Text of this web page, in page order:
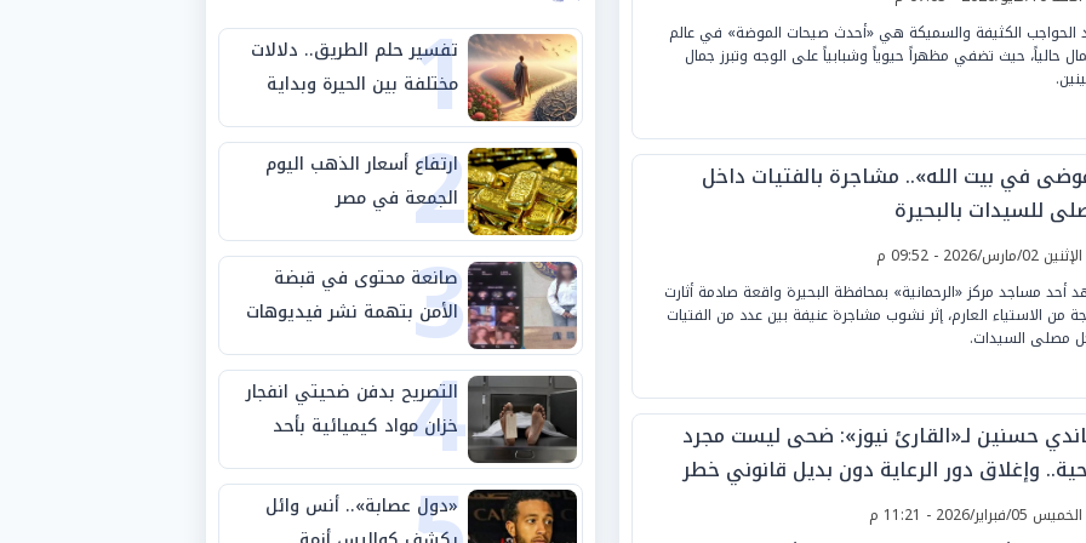
الحواجب الكثيفة والسميكة هي «أحدث صيحات الموضة» في عالم
حالياً، حيث تضفي مظهراً حيوياً وشبابياً على الوجه وتبرز جمال
في بيت الله».. مشاجرة بالفتيات داخل
للسيدات بالبحيرة
الإثنين 02/مارس/2026 - 09:52 م
أحد مساجد مركز «الرحمانية» بمحافظة البحيرة واقعة صادمة أثارت
من الاستياء العارم، إثر نشوب مشاجرة عنيفة بين عدد من الفتيات
مصلى السيدات.
حسنين لـ«القارئ نيوز»: ضحى ليست مجرد
وإغلاق دور الرعاية دون بديل قانوني خطر
المجتمع
الخميس 05/فبراير/2026 - 11:21 م
1
تفسير حلم الطريق.. دلالات
مختلفة بين الحيرة وبداية
مرحلة جديدة
2
ارتفاع أسعار الذهب اليوم
الجمعة في مصر
3
صانعة محتوى في قبضة
الأمن بتهمة نشر فيديوهات
خادشة للحياء
4
التصريح بدفن ضحيتي انفجار
خزان مواد كيميائية بأحد
مصانع الفيوم
«دول عصابة».. أنس وائل